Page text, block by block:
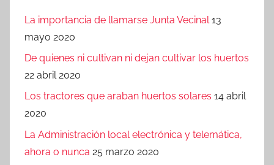
La importancia de llamarse Junta Vecinal 13
mayo 2020
De quienes ni cultivan ni dejan cultivar los huertos
22 abril 2020
Los tractores que araban huertos solares 14 abril
2020
La Administración local electrónica y telemática,
ahora o nunca 25 marzo 2020